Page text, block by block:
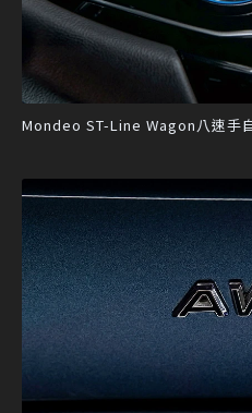
Mondeo ST-Line Wagon八速手